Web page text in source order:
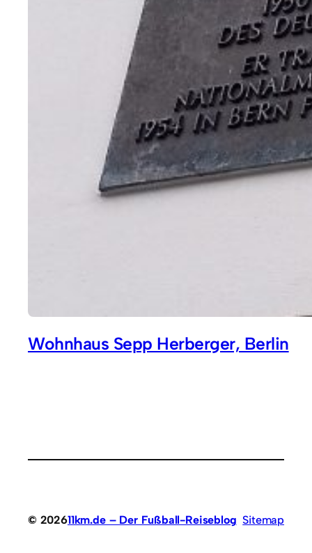
Wohnhaus Sepp Herberger, Berlin
© 202611km.de – Der Fußball-Reiseblog Sitemap